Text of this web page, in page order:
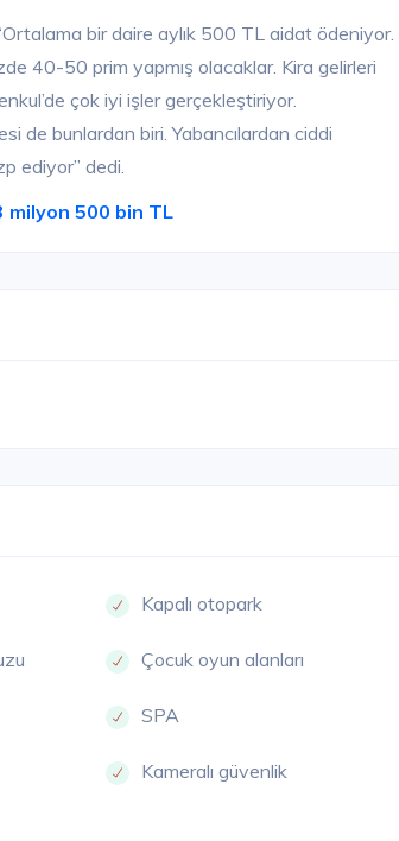
bir daire aylık 500 TL aidat ödeniyor.
40-50 prim yapmış olacaklar. Kira gelirleri
çok iyi işler gerçekleştiriyor.
de bunlardan biri. Yabancılardan ciddi
ediyor” dedi.
milyon 500 bin TL
Kapalı otopark
Çocuk oyun alanları
SPA
Kameralı güvenlik